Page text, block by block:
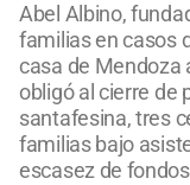
Abel Albino,
familias en casos
casa de Mendoza
obligó al cierre de
santafesina, tres
familias bajo
escasez de